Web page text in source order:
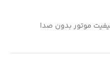
موتور بدون صدا